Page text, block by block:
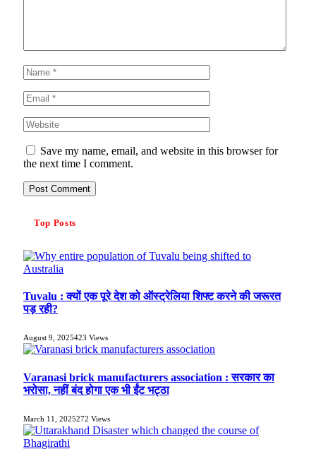
Save my name, email, and website in this browser for
the next time I comment.
Top Posts
Tuvalu : क्यों एक पूरे देश को ऑस्ट्रेलिया शिफ्ट करने की जरूरत
पड़ रही?
August 9, 2025423 Views
Varanasi brick manufacturers association : सरकार का
भरोसा, नहीं बंद होगा एक भी ईंट भट्ठा
March 11, 2025272 Views